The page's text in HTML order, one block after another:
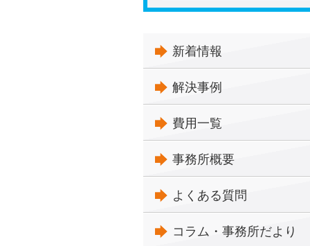
新着情報
解決事例
費用一覧
事務所概要
よくある質問
コラム・事務所だより